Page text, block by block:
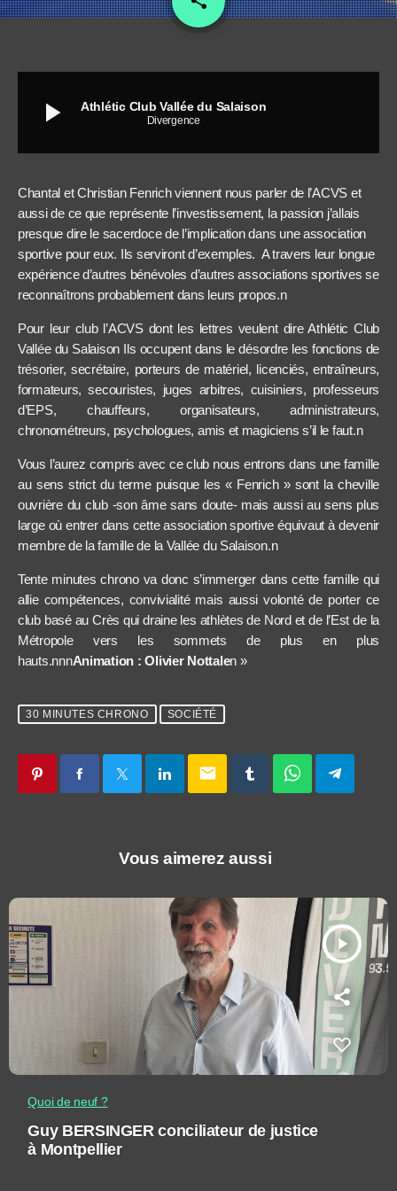
play_arrow Athlétic Club Vallée du Salaison
Divergence
Chantal et Christian Fenrich viennent nous parler de l’ACVS et
aussi de ce que représente l’investissement, la passion j’allais
presque dire le sacerdoce de l’implication dans une association
sportive pour eux. Ils serviront d’exemples. A travers leur longue
expérience d’autres bénévoles d’autres associations sportives se
reconnaîtrons probablement dans leurs propos.n
Pour leur club l’ACVS dont les lettres veulent dire Athlétic Club
Vallée du Salaison Ils occupent dans le désordre les fonctions de
trésorier, secrétaire, porteurs de matériel, licenciés, entraîneurs,
formateurs, secouristes, juges arbitres, cuisiniers, professeurs
d’EPS, chauffeurs, organisateurs, administrateurs,
chronométreurs, psychologues, amis et magiciens s’il le faut.n
Vous l’aurez compris avec ce club nous entrons dans une famille
au sens strict du terme puisque les « Fenrich » sont la cheville
ouvrière du club -son âme sans doute- mais aussi au sens plus
large où entrer dans cette association sportive équivaut à devenir
membre de la famille de la Vallée du Salaison.n
Tente minutes chrono va donc s’immerger dans cette famille qui
allie compétences, convivialité mais aussi volonté de porter ce
club basé au Crès qui draine les athlètes de Nord et de l’Est de la
Métropole vers les sommets de plus en plus
hauts.nnnAnimation : Olivier Nottalen »
30 MINUTES CHRONO SOCIÉTÉ
email
Vous aimerez aussi
play_arrow
Quoi de neuf ?
Guy BERSINGER conciliateur de justice
à Montpellier